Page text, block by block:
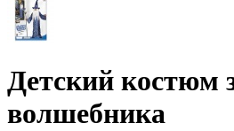
Детский костюм
волшебника